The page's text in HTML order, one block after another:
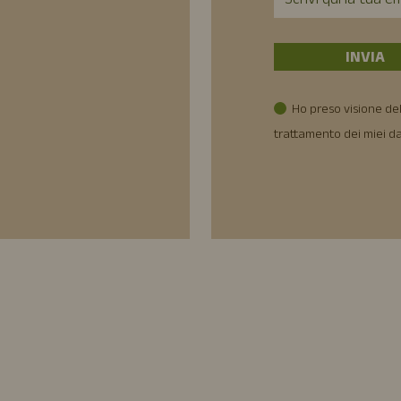
Ho preso visione
trattamento dei miei